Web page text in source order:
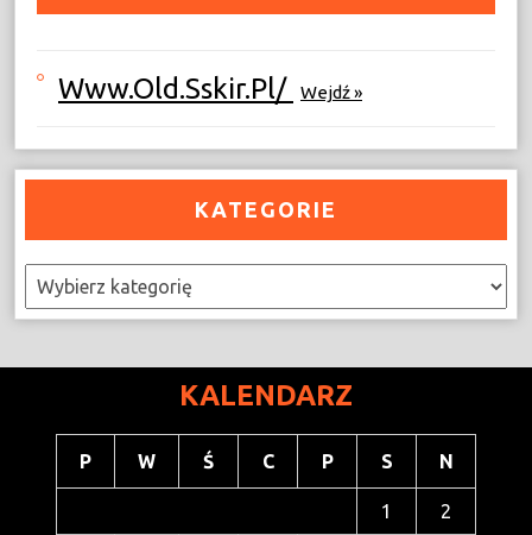
Www.old.sskir.pl/ Wejdź »
KATEGORIE
Kategorie
KALENDARZ
P W Ś C P S N
1 2